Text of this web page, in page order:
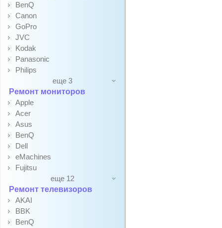
BenQ
Canon
GoPro
JVC
Kodak
Panasonic
Philips
еще 3
Ремонт мониторов
Apple
Acer
Asus
BenQ
Dell
eMachines
Fujitsu
еще 12
Ремонт телевизоров
AKAI
BBK
BenQ